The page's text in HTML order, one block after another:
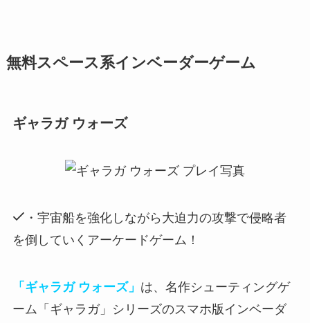
無料スペース系インベーダーゲーム
ギャラガ ウォーズ
・宇宙船を強化しながら大迫力の攻撃で侵略者
を倒していくアーケードゲーム！
「ギャラガ ウォーズ」 は、名作シューティングゲ
ーム「ギャラガ」シリーズのスマホ版インベーダ